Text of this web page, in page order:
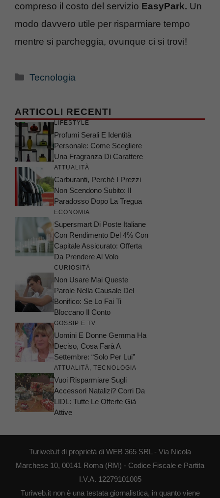
compreso il costo del servizio EasyPark. Un
modo davvero utile per risparmiare tempo
mentre si parcheggia, ovunque ci si trovi!
Categorie
Tecnologia
ARTICOLI RECENTI
LIFESTYLE
Profumi Serali E Identità
Personale: Come Scegliere
Una Fragranza Di Carattere
ATTUALITÀ
Carburanti, Perché I Prezzi
Non Scendono Subito: Il
Paradosso Dopo La Tregua
ECONOMIA
Supersmart Di Poste Italiane
Con Rendimento Del 4% Con
Capitale Assicurato: Offerta
Da Prendere Al Volo
CURIOSITÀ
Non Usare Mai Queste
Parole Nella Causale Del
Bonifico: Se Lo Fai Ti
Bloccano Il Conto
GOSSIP E TV
Uomini E Donne Gemma Ha
Deciso, Cosa Farà A
Settembre: “Solo Per Lui”
ATTUALITÀ TECNOLOGIA
Vuoi Risparmiare Sugli
Accessori Natalizi? Corri Da
LIDL: Tutte Le Offerte Già
Attive
Turiweb.it di proprietà di WEB 365 SRL - Via Nicola
Marchese 10, 00141 Roma (RM) - Codice Fiscale e Partita
I.V.A. 12279101005
Turiweb.it non è una testata giornalistica, in quanto viene